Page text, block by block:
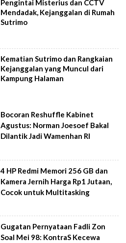
Pengintai Misterius dan CCTV
Mendadak, Kejanggalan di Rumah
Sutrimo
Kematian Sutrimo dan Rangkaian
Kejanggalan yang Muncul dari
Kampung Halaman
Bocoran Reshuffle Kabinet
Agustus: Norman Joesoef Bakal
Dilantik Jadi Wamenhan RI
4 HP Redmi Memori 256 GB dan
Kamera Jernih Harga Rp1 Jutaan,
Cocok untuk Multitasking
Gugatan Pernyataan Fadli Zon
Soal Mei 98: KontraS Kecewa